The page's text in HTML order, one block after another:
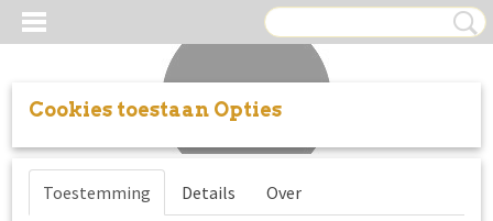
Inloggen Registreren
Cookies toestaan Opties
Toestemming Details Over